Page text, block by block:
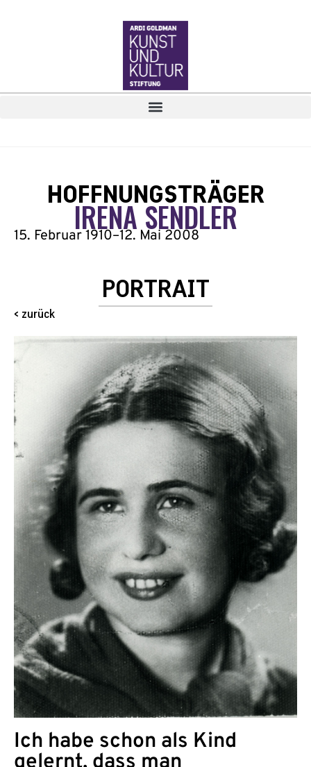
HOFFNUNGSTRÄGER
IRENA SENDLER
15. Februar 1910–12. Mai 2008
PORTRAIT
< zurück
Ich habe schon als Kind